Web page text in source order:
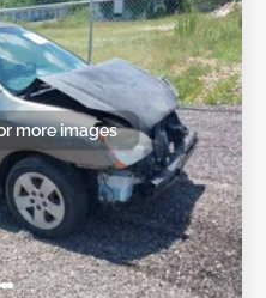
more images